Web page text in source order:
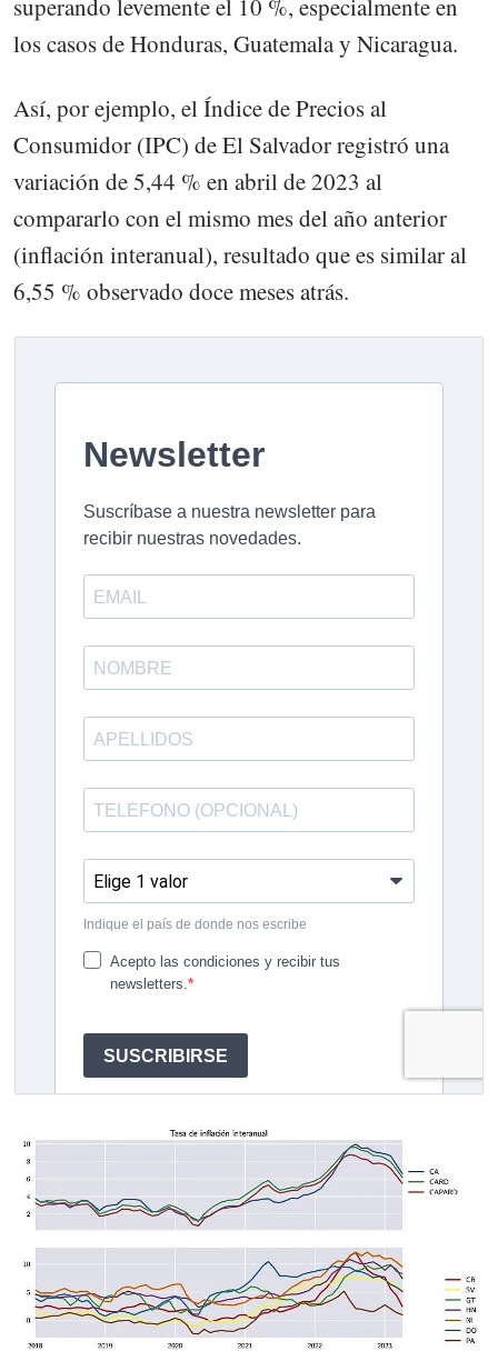
superando levemente el 10 %, especialmente en
los casos de Honduras, Guatemala y Nicaragua.
Así, por ejemplo, el Índice de Precios al
Consumidor (IPC) de El Salvador registró una
variación de 5,44 % en abril de 2023 al
compararlo con el mismo mes del año anterior
(inflación interanual), resultado que es similar al
6,55 % observado doce meses atrás.